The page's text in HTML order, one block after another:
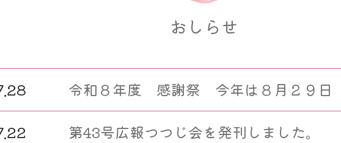
おしらせ
令和８年度 感謝祭 今年は８月２９日
第43号広報つつじ会を発刊しました。